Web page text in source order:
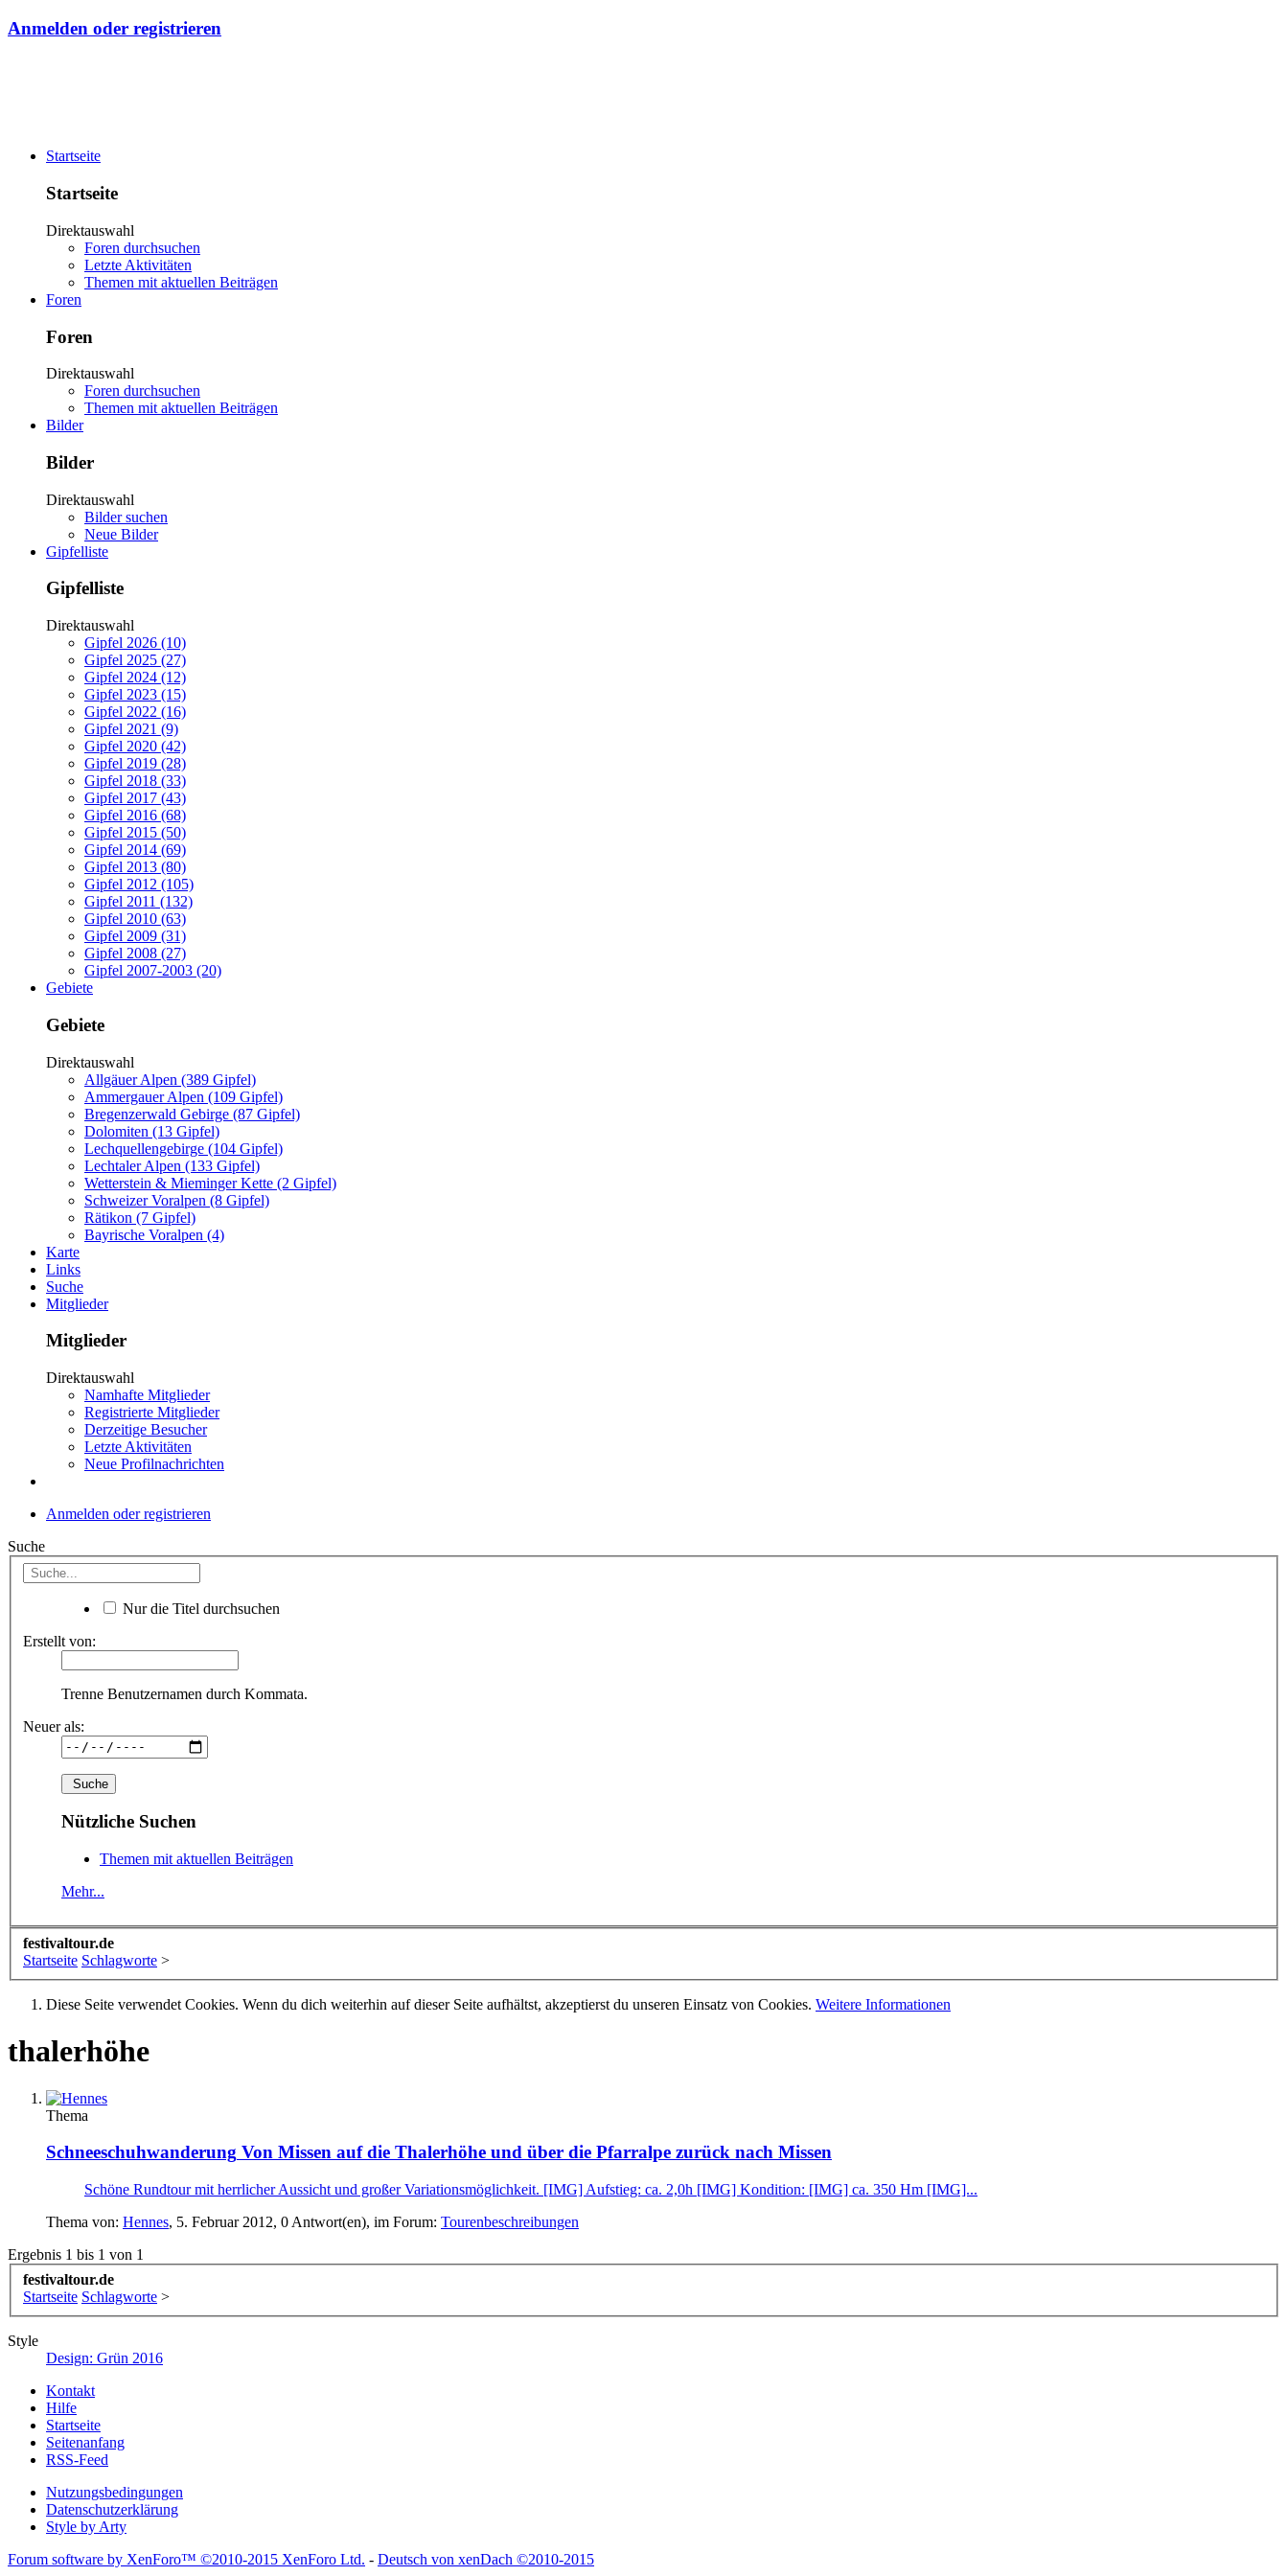
Anmelden oder registrieren
Startseite
Startseite
Direktauswahl
Foren durchsuchen
Letzte Aktivitäten
Themen mit aktuellen Beiträgen
Foren
Foren
Direktauswahl
Foren durchsuchen
Themen mit aktuellen Beiträgen
Bilder
Bilder
Direktauswahl
Bilder suchen
Neue Bilder
Gipfelliste
Gipfelliste
Direktauswahl
Gipfel 2026 (10)
Gipfel 2025 (27)
Gipfel 2024 (12)
Gipfel 2023 (15)
Gipfel 2022 (16)
Gipfel 2021 (9)
Gipfel 2020 (42)
Gipfel 2019 (28)
Gipfel 2018 (33)
Gipfel 2017 (43)
Gipfel 2016 (68)
Gipfel 2015 (50)
Gipfel 2014 (69)
Gipfel 2013 (80)
Gipfel 2012 (105)
Gipfel 2011 (132)
Gipfel 2010 (63)
Gipfel 2009 (31)
Gipfel 2008 (27)
Gipfel 2007-2003 (20)
Gebiete
Gebiete
Direktauswahl
Allgäuer Alpen (389 Gipfel)
Ammergauer Alpen (109 Gipfel)
Bregenzerwald Gebirge (87 Gipfel)
Dolomiten (13 Gipfel)
Lechquellengebirge (104 Gipfel)
Lechtaler Alpen (133 Gipfel)
Wetterstein & Mieminger Kette (2 Gipfel)
Schweizer Voralpen (8 Gipfel)
Rätikon (7 Gipfel)
Bayrische Voralpen (4)
Karte
Links
Suche
Mitglieder
Mitglieder
Direktauswahl
Namhafte Mitglieder
Registrierte Mitglieder
Derzeitige Besucher
Letzte Aktivitäten
Neue Profilnachrichten
Anmelden oder registrieren
Suche
Nur die Titel durchsuchen
Erstellt von:
Trenne Benutzernamen durch Kommata.
Neuer als:
Nützliche Suchen
Themen mit aktuellen Beiträgen
Mehr...
festivaltour.de
Startseite Schlagworte >
Diese Seite verwendet Cookies. Wenn du dich weiterhin auf dieser Seite aufhältst, akzeptierst du unseren Einsatz von Cookies. Weitere Informationen
thalerhöhe
Thema
Schneeschuhwanderung Von Missen auf die Thalerhöhe und über die Pfarralpe zurück nach Missen
Schöne Rundtour mit herrlicher Aussicht und großer Variationsmöglichkeit. [IMG] Aufstieg: ca. 2,0h [IMG] Kondition: [IMG] ca. 350 Hm [IMG]...
Thema von: Hennes, 5. Februar 2012, 0 Antwort(en), im Forum: Tourenbeschreibungen
Ergebnis 1 bis 1 von 1
festivaltour.de
Startseite Schlagworte >
Style
Design: Grün 2016
Kontakt
Hilfe
Startseite
Seitenanfang
RSS-Feed
Nutzungsbedingungen
Datenschutzerklärung
Style by Arty
Forum software by XenForo™ ©2010-2015 XenForo Ltd. - Deutsch von xenDach ©2010-2015